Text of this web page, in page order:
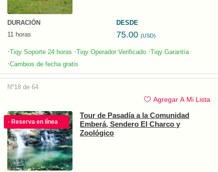
DURACIÓN
11 horas
DESDE
75.00 (USD)
·Tiqy Soporte 24 horas ·Tiqy Operador Verificado ·Tiqy Garantía
·Cambios de fecha gratis
Nº18 de 64
Agregar A Mi Lista
· Reserva en línea
Tour de Pasadía a la Comunidad
Emberá, Sendero El Charco y
Zoológico